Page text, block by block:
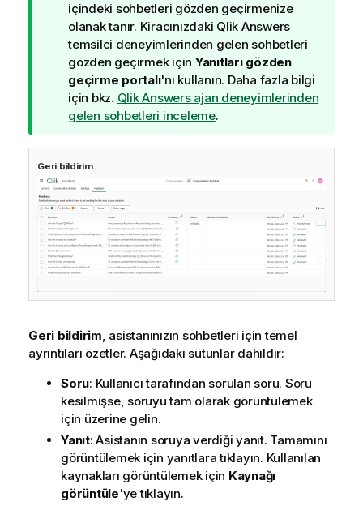
p
u
c
u
n
o
t
içindeki sohbetleri gözden geçirmenize
olanak tanır. Kiracınızdaki Qlik Answers
temsilci deneyimlerinden gelen sohbetleri
gözden geçirmek için Yanıtları gözden
geçirme portalı'nı kullanın. Daha fazla bilgi
için bkz. Qlik Answers ajan deneyimlerinden
gelen sohbetleri inceleme.
Geri bildirim
Geri bildirim, asistanınızın sohbetleri için temel
ayrıntıları özetler. Aşağıdaki sütunlar dahildir:
Soru: Kullanıcı tarafından sorulan soru. Soru
kesilmişse, soruyu tam olarak görüntülemek
için üzerine gelin.
Yanıt: Asistanın soruya verdiği yanıt. Tamamını
görüntülemek için yanıtlara tıklayın. Kullanılan
kaynakları görüntülemek için Kaynağı
görüntüle'ye tıklayın.